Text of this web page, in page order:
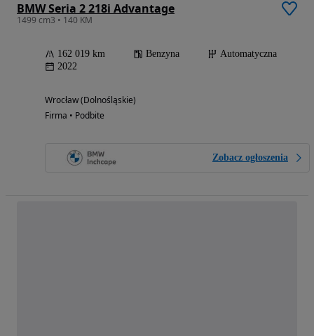
BMW Seria 2 218i Advantage
1499 cm3 • 140 KM
162 019 km Benzyna
Automatyczna
2022
Wrocław (Dolnośląskie)
Firma • Podbite
Zobacz ogłoszenia